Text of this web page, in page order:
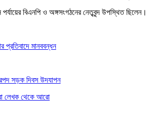
বিএনপি ও অঙ্গসংগঠনের নেতৃবৃন্দ উপস্থিত ছিলেন।
প্রতিবাদে মানববন্ধন
সড়ক দিবস উদযাপন
লেখক থেকে আরো